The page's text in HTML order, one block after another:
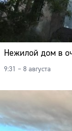
Нежилой дом в
9:31 – 8 августа